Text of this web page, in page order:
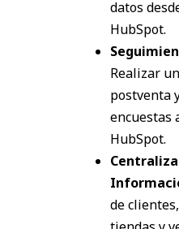
datos
HubSpot.
Realizar
postventa
encuestas
HubSpot.
de